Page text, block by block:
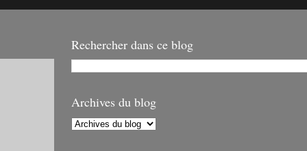
Rechercher dans ce blog
Archives du blog